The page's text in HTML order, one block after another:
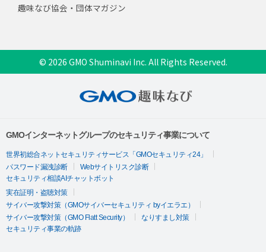
趣味なび協会・団体マガジン
© 2026 GMO Shuminavi Inc. All Rights Reserved.